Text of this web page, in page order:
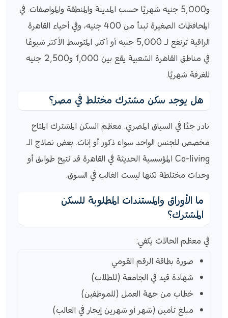
و5,000 جنيه شهريًا حسب المدينة والمنطقة والمواصفات. في
المحافظات الصغيرة تبدأ من 400 جنيه، وفي أحياء القاهرة
الراقية ترتفع لـ 5,000 جنيه أو أكثر. المتوسط الأكثر شيوعًا
في مناطق القاهرة الشعبية يقع بين 1,000 و2,500 جنيه
للغرفة شهريًا.
هل يوجد سكن مشترك مختلط في مصر؟
نادر جدًا في السياق المصري. معظم السكن المشترك المتاح
مخصص للجنس الواحد سواء ذكور أو إناث. بعض نماذج الـ
Co-living المؤسسية الحديثة في القاهرة قد تتيح طوابق أو
وحدات مختلطة لكنها ليست الغالب في السوق.
ما الأوراق والمستندات المطلوبة للسكن
المشترك؟
في معظم الحالات يكفي:
صورة بطاقة الرقم القومي
شهادة قيد في الجامعة (للطلاب)
خطاب من جهة العمل (للموظفين)
مبلغ تأمين (شهر أو شهرين إيجار في الغالب)